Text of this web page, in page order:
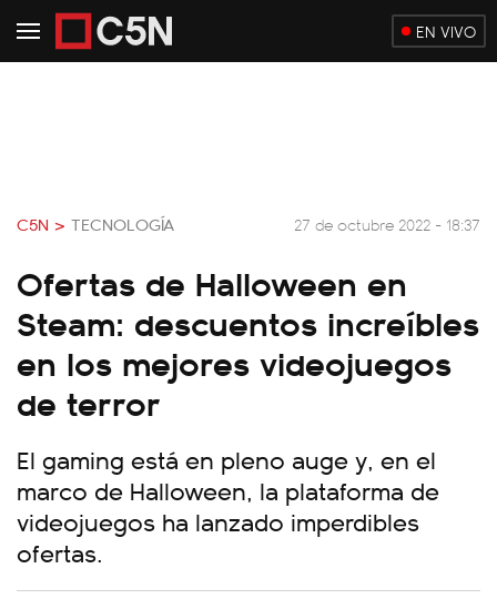
EN VIVO
C5N > TECNOLOGÍA 27 de octubre 2022 - 18:37
Ofertas de Halloween en
Steam: descuentos increíbles
en los mejores videojuegos
de terror
El gaming está en pleno auge y, en el
marco de Halloween, la plataforma de
videojuegos ha lanzado imperdibles
ofertas.